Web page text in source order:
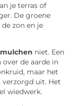
je terras of
De groene
zon en je
mulchen niet. Een
de aarde in
maar het
verzorgd uit. Het
wiedwerk.